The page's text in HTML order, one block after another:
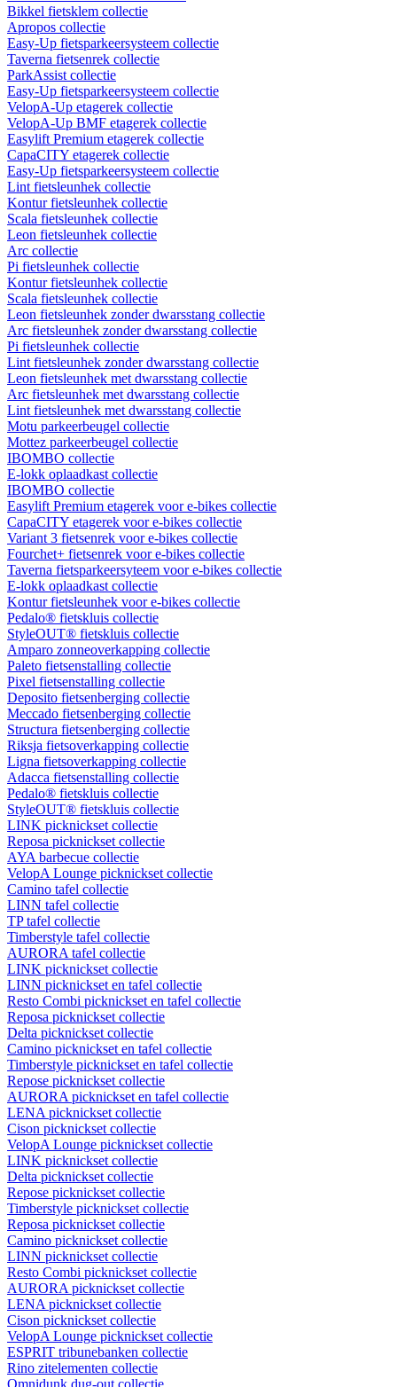
Bikkel fietsklem collectie
Apropos collectie
Easy-Up fietsparkeersysteem collectie
Taverna fietsenrek collectie
ParkAssist collectie
Easy-Up fietsparkeersysteem collectie
VelopA-Up etagerek collectie
VelopA-Up BMF etagerek collectie
Easylift Premium etagerek collectie
CapaCITY etagerek collectie
Easy-Up fietsparkeersysteem collectie
Lint fietsleunhek collectie
Kontur fietsleunhek collectie
Scala fietsleunhek collectie
Leon fietsleunhek collectie
Arc collectie
Pi fietsleunhek collectie
Kontur fietsleunhek collectie
Scala fietsleunhek collectie
Leon fietsleunhek zonder dwarsstang collectie
Arc fietsleunhek zonder dwarsstang collectie
Pi fietsleunhek collectie
Lint fietsleunhek zonder dwarsstang collectie
Leon fietsleunhek met dwarsstang collectie
Arc fietsleunhek met dwarsstang collectie
Lint fietsleunhek met dwarsstang collectie
Motu parkeerbeugel collectie
Mottez parkeerbeugel collectie
IBOMBO collectie
E-lokk oplaadkast collectie
IBOMBO collectie
Easylift Premium etagerek voor e-bikes collectie
CapaCITY etagerek voor e-bikes collectie
Variant 3 fietsenrek voor e-bikes collectie
Fourchet+ fietsenrek voor e-bikes collectie
Taverna fietsparkeersyteem voor e-bikes collectie
E-lokk oplaadkast collectie
Kontur fietsleunhek voor e-bikes collectie
Pedalo® fietskluis collectie
StyleOUT® fietskluis collectie
Amparo zonneoverkapping collectie
Paleto fietsenstalling collectie
Pixel fietsenstalling collectie
Deposito fietsenberging collectie
Meccado fietsenberging collectie
Structura fietsenberging collectie
Riksja fietsoverkapping collectie
Ligna fietsoverkapping collectie
Adacca fietsenstalling collectie
Pedalo® fietskluis collectie
StyleOUT® fietskluis collectie
LINK picknickset collectie
Reposa picknickset collectie
AYA barbecue collectie
VelopA Lounge picknickset collectie
Camino tafel collectie
LINN tafel collectie
TP tafel collectie
Timberstyle tafel collectie
AURORA tafel collectie
LINK picknickset collectie
LINN picknickset en tafel collectie
Resto Combi picknickset en tafel collectie
Reposa picknickset collectie
Delta picknickset collectie
Camino picknickset en tafel collectie
Timberstyle picknickset en tafel collectie
Repose picknickset collectie
AURORA picknickset en tafel collectie
LENA picknickset collectie
Cison picknickset collectie
VelopA Lounge picknickset collectie
LINK picknickset collectie
Delta picknickset collectie
Repose picknickset collectie
Timberstyle picknickset collectie
Reposa picknickset collectie
Camino picknickset collectie
LINN picknickset collectie
Resto Combi picknickset collectie
AURORA picknickset collectie
LENA picknickset collectie
Cison picknickset collectie
VelopA Lounge picknickset collectie
ESPRIT tribunebanken collectie
Rino zitelementen collectie
Omnidunk dug-out collectie